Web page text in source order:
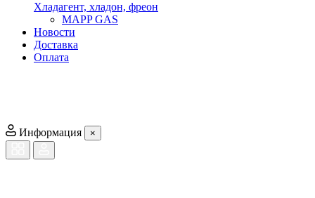
Хладагент, хладон, фреон
MAPP GAS
Новости
Доставка
Оплата
Информация ×